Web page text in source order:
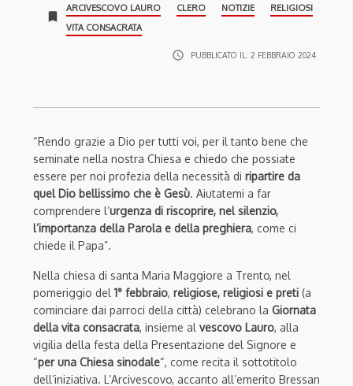
bookmark
ARCIVESCOVO LAURO CLERO NOTIZIE
RELIGIOSI
VITA CONSACRATA
access_time PUBBLICATO IL: 2 FEBBRAIO 2024
“Rendo grazie a Dio per tutti voi, per il tanto bene che
seminate nella nostra Chiesa e chiedo che possiate
essere per noi profezia della necessità di ripartire da
quel Dio bellissimo che è Gesù. Aiutatemi a far
comprendere l’urgenza di riscoprire, nel silenzio,
l’importanza della Parola e della preghiera, come ci
chiede il Papa”.
Nella chiesa di santa Maria Maggiore a Trento, nel
pomeriggio del 1° febbraio, religiose, religiosi e preti (a
cominciare dai parroci della città) celebrano la Giornata
della vita consacrata, insieme al vescovo Lauro, alla
vigilia della festa della Presentazione del Signore e
“per una Chiesa sinodale“, come recita il sottotitolo
dell’iniziativa. L’Arcivescovo, accanto all’emerito Bressan